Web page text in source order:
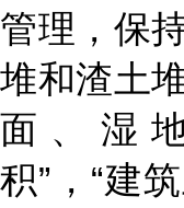
管理，保
堆和渣土
面、湿
积”，“建